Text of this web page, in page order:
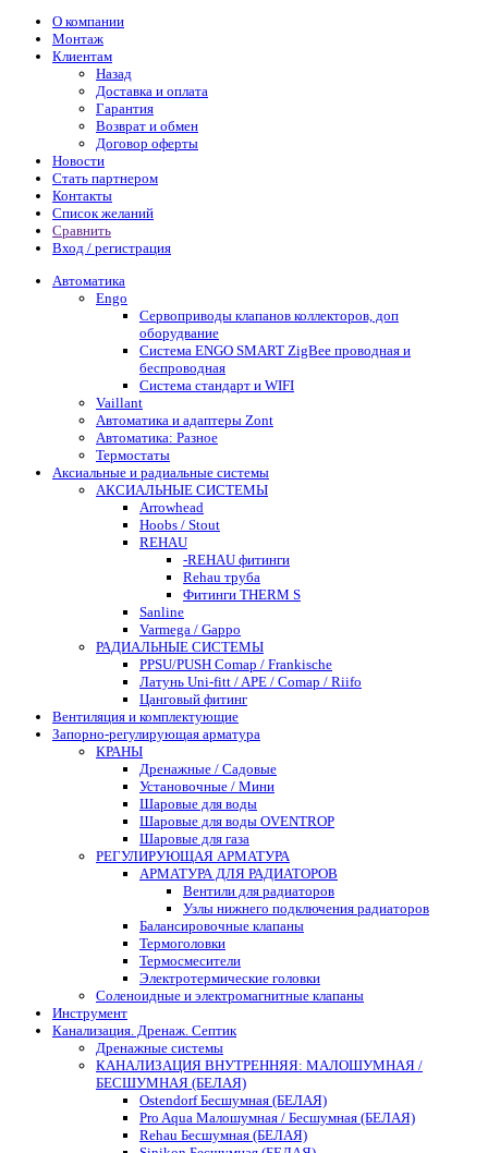
О компании
Монтаж
Клиентам
Назад
Доставка и оплата
Гарантия
Возврат и обмен
Договор оферты
Новости
Стать партнером
Контакты
Список желаний
Сравнить
Вход / регистрация
Автоматика
Engo
Сервоприводы клапанов коллекторов, доп
оборудвание
Система ENGO SMART ZigBee проводная и
беспроводная
Система стандарт и WIFI
Vaillant
Автоматика и адаптеры Zont
Автоматика: Разное
Термостаты
Аксиальные и радиальные системы
АКСИАЛЬНЫЕ СИСТЕМЫ
Arrowhead
Hoobs / Stout
REHAU
-REHAU фитинги
Rehau труба
Фитинги THERM S
Sanline
Varmega / Gappo
РАДИАЛЬНЫЕ СИСТЕМЫ
PPSU/PUSH Comap / Frankische
Латунь Uni-fitt / APE / Comap / Riifo
Цанговый фитинг
Вентиляция и комплектующие
Запорно-регулирующая арматура
КРАНЫ
Дренажные / Садовые
Установочные / Мини
Шаровые для воды
Шаровые для воды OVENTROP
Шаровые для газа
РЕГУЛИРУЮЩАЯ АРМАТУРА
АРМАТУРА ДЛЯ РАДИАТОРОВ
Вентили для радиаторов
Узлы нижнего подключения радиаторов
Балансировочные клапаны
Термоголовки
Термосмесители
Электротермические головки
Соленоидные и электромагнитные клапаны
Инструмент
Канализация. Дренаж. Септик
Дренажные системы
КАНАЛИЗАЦИЯ ВНУТРЕННЯЯ: МАЛОШУМНАЯ /
БЕСШУМНАЯ (БЕЛАЯ)
Ostendorf Бесшумная (БЕЛАЯ)
Pro Aqua Малошумная / Бесшумная (БЕЛАЯ)
Rehau Бесшумная (БЕЛАЯ)